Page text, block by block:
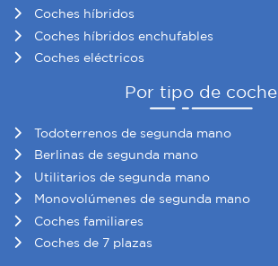
Coches híbridos
Coches híbridos enchufables
Coches eléctricos
Por tipo de coche
Todoterrenos de segunda mano
Berlinas de segunda mano
Utilitarios de segunda mano
Monovolúmenes de segunda mano
Coches familiares
Coches de 7 plazas